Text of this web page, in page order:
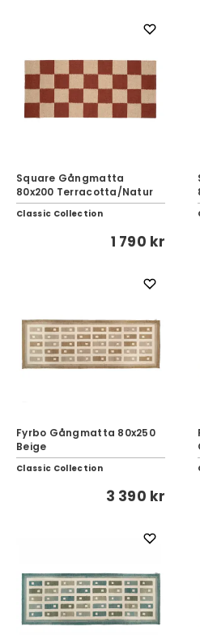
Square Gångmatta
80x200 Terracotta/Natur
Classic Collection
1 790 kr
Fyrbo Gångmatta 80x250
Beige
Classic Collection
3 390 kr